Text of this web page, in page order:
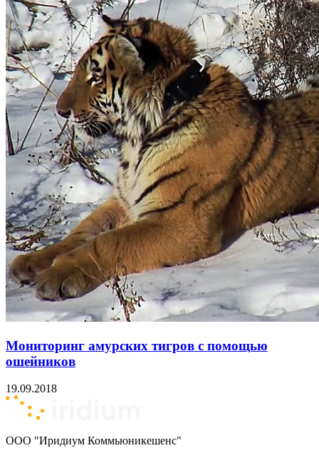
Мониторинг амурских тигров с помощью
ошейников
19.09.2018
ООО "Иридиум Коммьюникешенс"